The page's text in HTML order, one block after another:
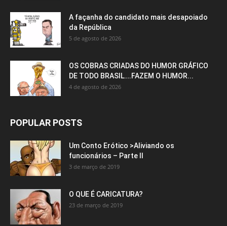
A façanha do candidato mais desapoiado
da República
5 de agosto de 2026
OS COBRAS CRIADAS DO HUMOR GRÁFICO
DE TODO BRASIL….FAZEM O HUMOR...
4 de agosto de 2026
POPULAR POSTS
Um Conto Erótico >Aliviando os
funcionários – Parte II
3 de março de 2019
O QUE É CARICATURA?
23 de março de 2019